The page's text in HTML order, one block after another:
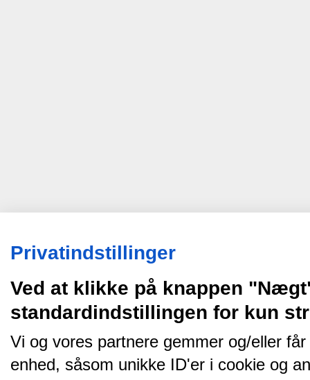
Privatindstillinger
Ved at klikke på knappen
standardindstillingen for kun
Vi og vores partnere gemmer og/eller
enhed, såsom unikke ID'er i cookie og